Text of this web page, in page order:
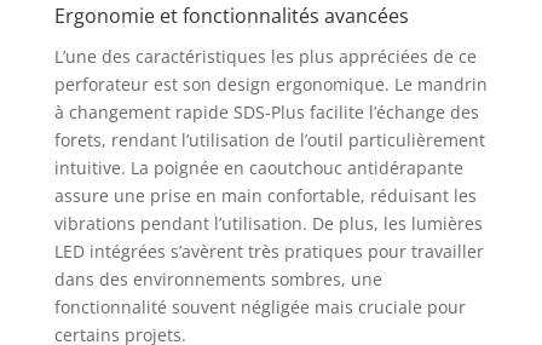
Pratique et rapide: le système de
changement rapide SDS Plus permet de
changer les forets en une seconde,
éliminant ainsi le besoin de perdre du
temps et de l'énergie à utiliser des outils
pour retirer et installer les forets. La
puissance de la batterie est affichée, vous
pouvez donc connaître la puissance de la
batterie à tout moment et organiser votre
rythme de travail à l'avance Les produits
incluent: 1 perceuse à percussion, 2*
batterie (4,0 Ah), 1 poignée, 6 forets
(6*160/8*160/10*160/12*160/14*160/16*1
Ergonomie et fonctionnalités avancées
L’une des caractéristiques les plus appréciées de ce
perforateur est son design ergonomique. Le mandrin
à changement rapide SDS-Plus facilite l’échange des
forets, rendant l’utilisation de l’outil particulièrement
intuitive. La poignée en caoutchouc antidérapante
assure une prise en main confortable, réduisant les
vibrations pendant l’utilisation. De plus, les lumières
LED intégrées s’avèrent très pratiques pour travailler
dans des environnements sombres, une
fonctionnalité souvent négligée mais cruciale pour
certains projets.